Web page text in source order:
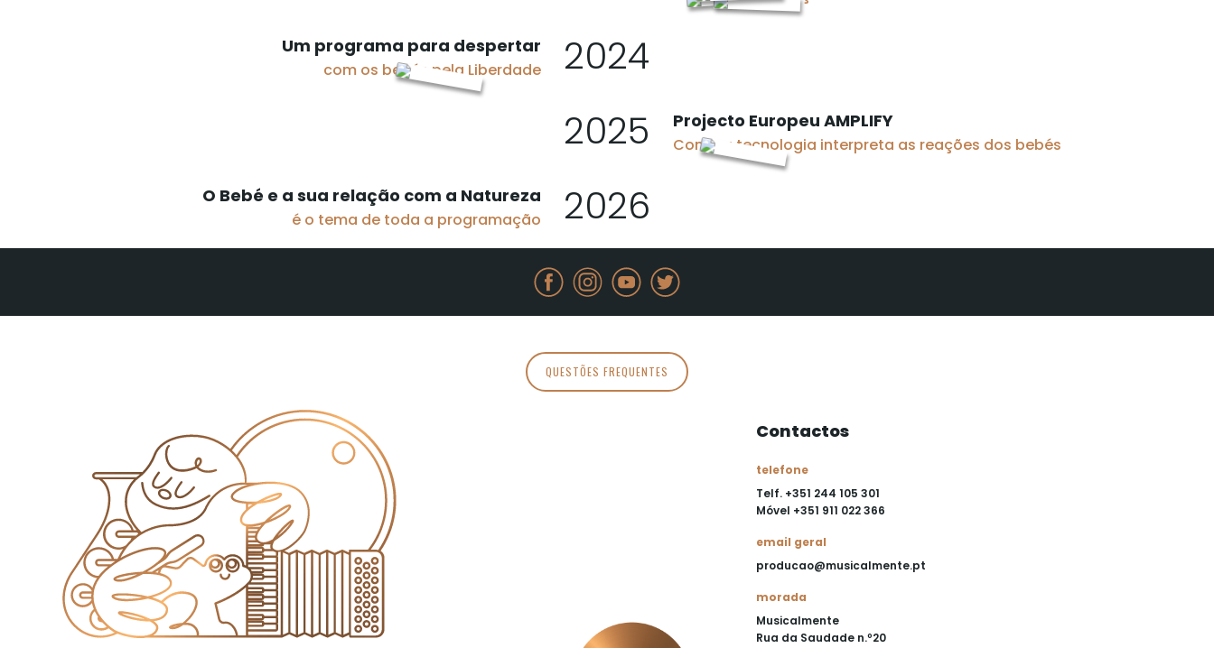
Um programa para despertar
com os bebés pela Liberdade
2024
2025
Projecto Europeu AMPLIFY
Como a tecnologia interpreta as reações dos bebés
O Bebé e a sua relação com a Natureza
é o tema de toda a programação 2026
QUESTÕES FREQUENTES
Contactos
telefone
Telf. +351 244 105 301
Móvel +351 911 022 366
email geral
producao@musicalmente.pt
morada
Musicalmente
Rua da Saudade n.º20